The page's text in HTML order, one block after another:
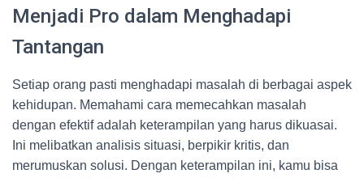
Menjadi Pro dalam Menghadapi
Tantangan
Setiap orang pasti menghadapi masalah di berbagai aspek
kehidupan. Memahami cara memecahkan masalah
dengan efektif adalah keterampilan yang harus dikuasai.
Ini melibatkan analisis situasi, berpikir kritis, dan
merumuskan solusi. Dengan keterampilan ini, kamu bisa